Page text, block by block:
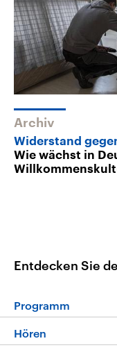
Archiv
Widerstand
Wie wächst in
Entdecken Sie
Programm
Programm
Hören